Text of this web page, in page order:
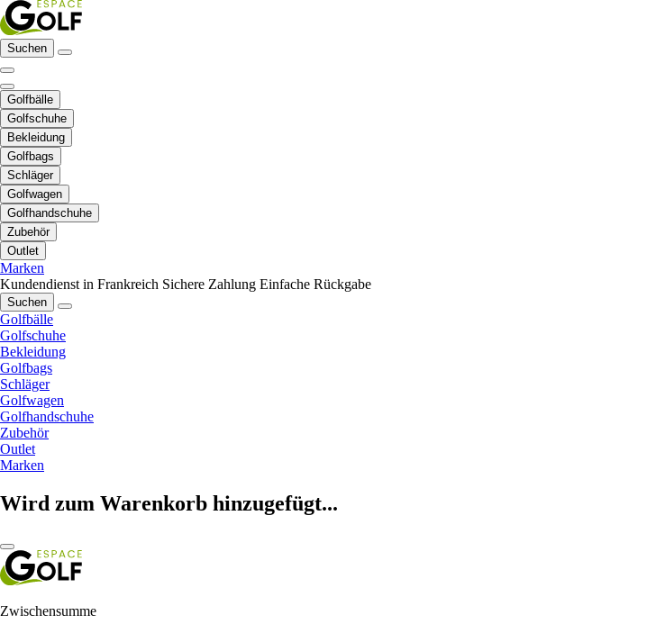
Suchen
Golfbälle
Golfschuhe
Bekleidung
Golfbags
Schläger
Golfwagen
Golfhandschuhe
Zubehör
Outlet
Marken
Kundendienst in Frankreich Sichere Zahlung Einfache Rückgabe
Suchen
Golfbälle
Golfschuhe
Bekleidung
Golfbags
Schläger
Golfwagen
Golfhandschuhe
Zubehör
Outlet
Marken
Wird zum Warenkorb hinzugefügt...
Zwischensumme